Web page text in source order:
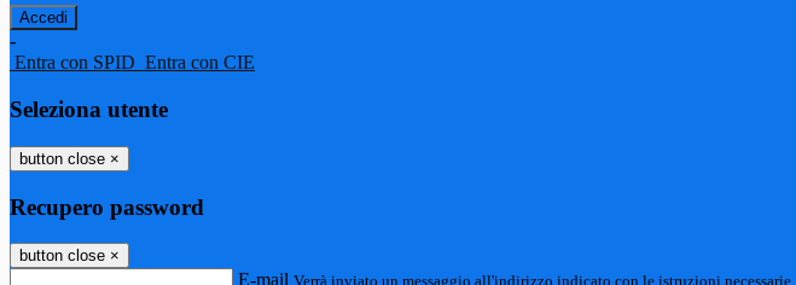
-
Entra con SPID Entra con CIE
Seleziona utente
button close ×
Recupero password
button close ×
E-mail Verrà inviato un messaggio all'indirizzo indicato con le istruzioni necessarie.